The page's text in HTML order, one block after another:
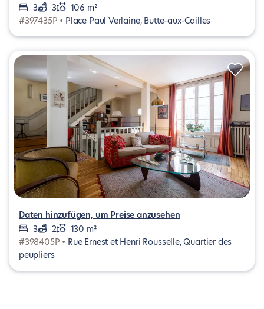
3
3
106 m²
#397435P • Place Paul Verlaine, Butte-aux-Cailles
Daten hinzufügen, um Preise anzusehen
3
2
130 m²
#398405P • Rue Ernest et Henri Rousselle, Quartier des
peupliers